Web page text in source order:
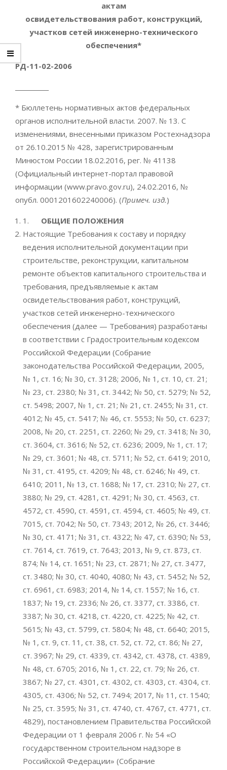
актам
освидетельствования работ, конструкций,
участков сетей инженерно-технического
обеспечения*
РД-11-02-2006
* Бюллетень нормативных актов федеральных
органов исполнительной власти. 2007. № 13. С
изменениями, внесенными приказом Ростехнадзора
от 26.10.2015 № 428, зарегистрированным
Минюстом России 18.02.2016, рег. № 41138
(Официальный интернет-портал правовой
информации (www.pravo.gov.ru), 24.02.2016, №
опубл. 0001201602240006). (Примеч. изд.)
1. ОБЩИЕ ПОЛОЖЕНИЯ
Настоящие Требования к составу и порядку
ведения исполнительной документации при
строительстве, реконструкции, капитальном
ремонте объектов капитального строительства и
требования, предъявляемые к актам
освидетельствования работ, конструкций,
участков сетей инженерно-технического
обеспечения (далее — Требования) разработаны
в соответствии с Градостроительным кодексом
Российской Федерации (Собрание
законодательства Российской Федерации, 2005,
№ 1, ст. 16; № 30, ст. 3128; 2006, № 1, ст. 10, ст. 21;
№ 23, ст. 2380; № 31, ст. 3442; № 50, ст. 5279; № 52,
ст. 5498; 2007, № 1, ст. 21; № 21, ст. 2455; № 31, ст.
4012; № 45, ст. 5417; № 46, ст. 5553; № 50, ст. 6237;
2008, № 20, ст. 2251, ст. 2260; № 29, ст. 3418; № 30,
ст. 3604, ст. 3616; № 52, ст. 6236; 2009, № 1, ст. 17;
№ 29, ст. 3601; № 48, ст. 5711; № 52, ст. 6419; 2010,
№ 31, ст. 4195, ст. 4209; № 48, ст. 6246; № 49, ст.
6410; 2011, № 13, ст. 1688; № 17, ст. 2310; № 27, ст.
3880; № 29, ст. 4281, ст. 4291; № 30, ст. 4563, ст.
4572, ст. 4590, ст. 4591, ст. 4594, ст. 4605; № 49, ст.
7015, ст. 7042; № 50, ст. 7343; 2012, № 26, ст. 3446;
№ 30, ст. 4171; № 31, ст. 4322; № 47, ст. 6390; № 53,
ст. 7614, ст. 7619, ст. 7643; 2013, № 9, ст. 873, ст.
874; № 14, ст. 1651; № 23, ст. 2871; № 27, ст. 3477,
ст. 3480; № 30, ст. 4040, 4080; № 43, ст. 5452; № 52,
ст. 6961, ст. 6983; 2014, № 14, ст. 1557; № 16, ст.
1837; № 19, ст. 2336; № 26, ст. 3377, ст. 3386, ст.
3387; № 30, ст. 4218, ст. 4220, ст. 4225; № 42, ст.
5615; № 43, ст. 5799, ст. 5804; № 48, ст. 6640; 2015,
№ 1, ст. 9, ст. 11, ст. 38, ст. 52, ст. 72, ст. 86; № 27,
ст. 3967; № 29, ст. 4339, ст. 4342, ст. 4378, ст. 4389,
№ 48, ст. 6705; 2016, № 1, ст. 22, ст. 79; № 26, ст.
3867; № 27, ст. 4301, ст. 4302, ст. 4303, ст. 4304, ст.
4305, ст. 4306; № 52, ст. 7494; 2017, № 11, ст. 1540;
№ 25, ст. 3595; № 31, ст. 4740, ст. 4767, ст. 4771, ст.
4829), постановлением Правительства Российской
Федерации от 1 февраля 2006 г. № 54 «О
государственном строительном надзоре в
Российской Федерации» (Собрание